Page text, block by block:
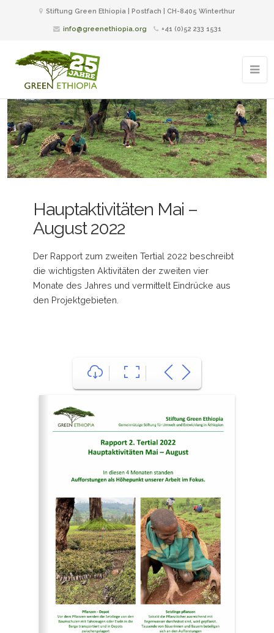
Stiftung Green Ethiopia | Postfach | CH-8405 Winterthur
info@greenethiopia.org +41 (0)52 233 1531
Hauptaktivitäten Mai –
August 2022
Der Rapport zum zweiten Tertial 2022 beschreibt
die wichtigsten Aktivitäten der zweiten vier
Monate des Jahres und vermittelt Eindrücke aus
den Projektgebieten.